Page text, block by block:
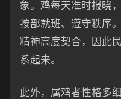
象。鸡每天准时报晓
按部就班、遵守秩序
精神高度契合，因此
系起来。
此外，属鸡者性格多